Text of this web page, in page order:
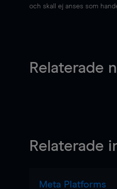
och skall ej anses som
Relaterade
Relaterade
Meta Platforms